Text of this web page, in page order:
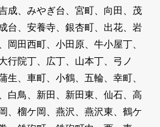
成、みやぎ台、宮町、向田、茂
台、安養寺、銀杏町、出花、岩
岡田西町、小田原、牛小屋丁、
行院丁、広丁、山本丁、弓ノ
生、車町、小鶴、五輪、幸町、
白鳥、新田、新田東、仙石、高
、榴ケ岡、燕沢、燕沢東、鶴ケ